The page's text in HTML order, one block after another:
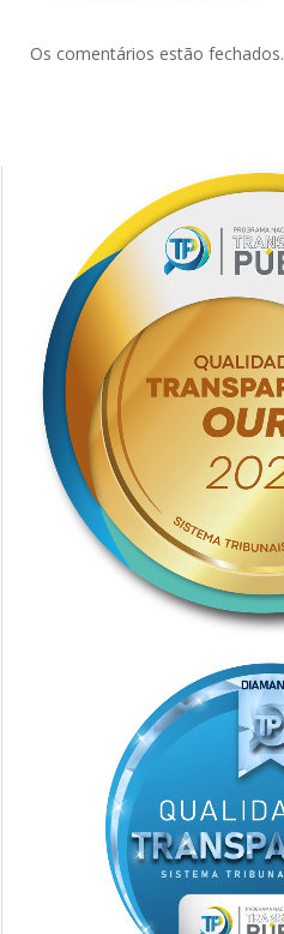
Os comentários estão fechados.